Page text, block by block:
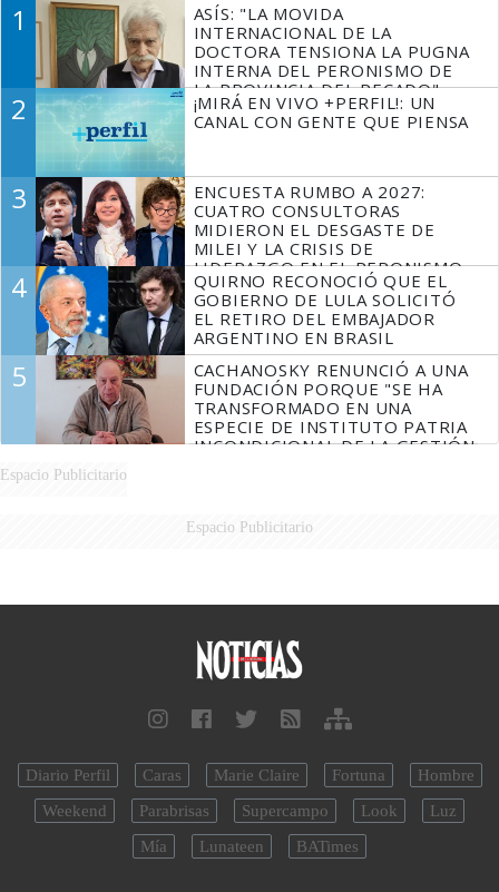
1
ASÍS: "LA MOVIDA
INTERNACIONAL DE LA
DOCTORA TENSIONA LA PUGNA
INTERNA DEL PERONISMO DE
LA PROVINCIA DEL PECADO"
2
¡MIRÁ EN VIVO +PERFIL!: UN
CANAL CON GENTE QUE PIENSA
3
ENCUESTA RUMBO A 2027:
CUATRO CONSULTORAS
MIDIERON EL DESGASTE DE
MILEI Y LA CRISIS DE
LIDERAZGO EN EL PERONISMO
4
QUIRNO RECONOCIÓ QUE EL
GOBIERNO DE LULA SOLICITÓ
EL RETIRO DEL EMBAJADOR
ARGENTINO EN BRASIL
5
CACHANOSKY RENUNCIÓ A UNA
FUNDACIÓN PORQUE "SE HA
TRANSFORMADO EN UNA
ESPECIE DE INSTITUTO PATRIA
INCONDICIONAL DE LA GESTIÓN
Espacio Publicitario
Espacio Publicitario
Diario Perfil Caras Marie Claire Fortuna
Hombre
Weekend
Parabrisas Supercampo Look
Luz
Mía
Lunateen BATimes